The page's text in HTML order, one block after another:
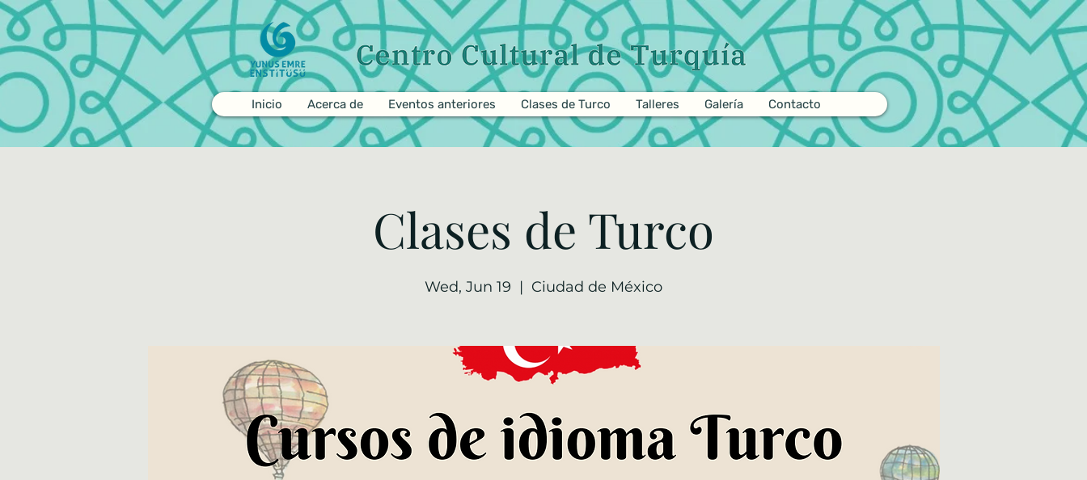
Inicio Acerca de Eventos anteriores Clases de Turco Talleres Galería Contacto
Clases de Turco
Wed, Jun 19
  |
Ciudad de México